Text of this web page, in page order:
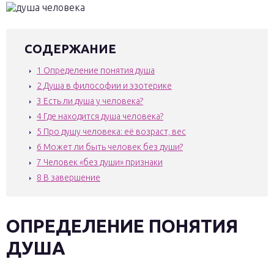
СОДЕРЖАНИЕ
1 Определение понятия душа
2 Душа в философии и эзотерике
3 Есть ли душа у человека?
4 Где находится душа человека?
5 Про душу человека: её возраст, вес
6 Может ли быть человек без души?
7 Человек «без души» признаки
8 В завершение
ОПРЕДЕЛЕНИЕ ПОНЯТИЯ
ДУША